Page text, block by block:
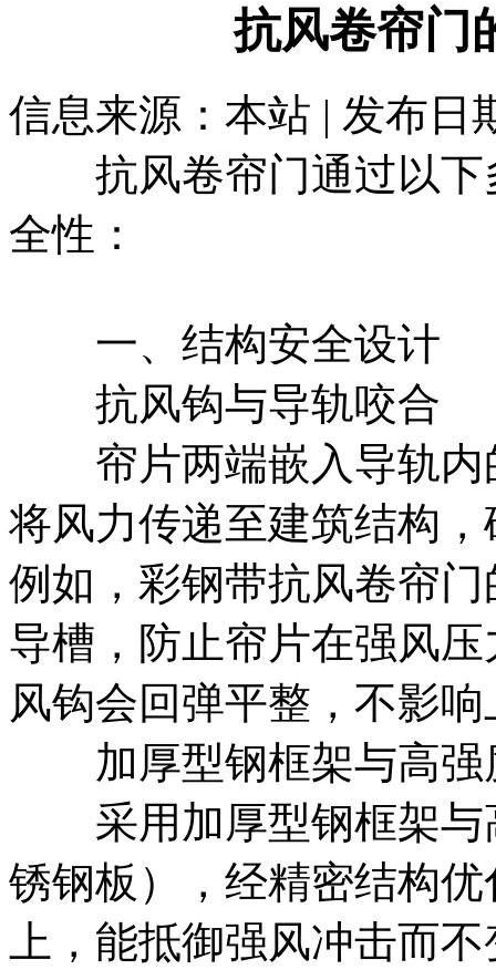
抗风卷帘门
信息来源：本站 | 发布日
抗风卷帘门通过以下
全性：
一、结构安全设计
抗风钩与导轨咬合
帘片两端嵌入导轨内
将风力传递至建筑结构
例如，彩钢带抗风卷帘
导槽，防止帘片在强风
风钩会回弹平整，不影
加厚型钢框架与高强
采用加厚型钢框架与
锈钢板），经精密结构
上，能抵御强风冲击而